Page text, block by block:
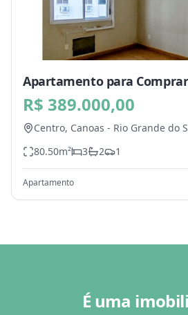
Apartamento para
Canoas - RS
R$ 389.000,00
Centro, Canoas - Rio Grande do
80.50m² 3 2 1
Apartamento
É uma